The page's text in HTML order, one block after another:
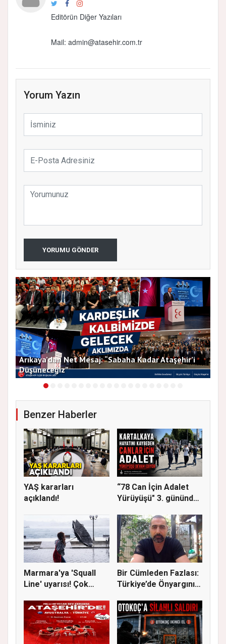
Editörün Diğer Yazıları
Mail: admin@atasehir.com.tr
Yorum Yazın
YORUMU GÖNDER
Arıkaya’dan Net Mesaj: “Sabaha Kadar Ataşehir’i
Düşüneceğiz”
Benzer Haberler
YAŞ kararları
açıklandı!
“78 Can İçin Adalet
Yürüyüşü" 3. gününde
Marmara'ya 'Squall
Line' uyarısı! Çok
Bir Cümleden Fazlası:
Türkiye’de Önyargının